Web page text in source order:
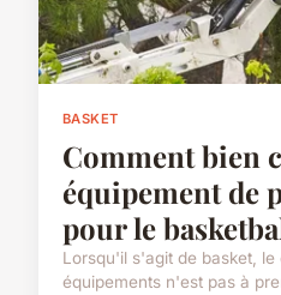
BASKET
Comment bien
équipement de
pour le
Lorsqu'il s'agit de basket, le
équipements n'est pas à